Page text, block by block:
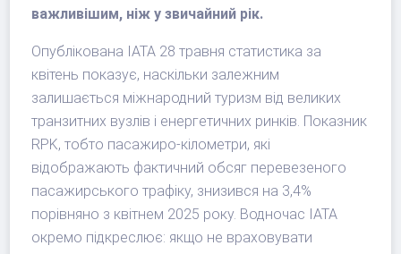
важливішим, ніж у звичайний рік.
Опублікована IATA 28 травня статистика за
квітень показує, наскільки залежним
залишається міжнародний туризм від великих
транзитних вузлів і енергетичних ринків. Показник
RPK, тобто пасажиро-кілометри, які
відображають фактичний обсяг перевезеного
пасажирського трафіку, знизився на 3,4%
порівняно з квітнем 2025 року. Водночас IATA
окремо підкреслює: якщо не враховувати